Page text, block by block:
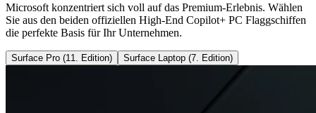
Microsoft konzentriert sich voll auf das Premium-Erlebnis. Wählen
Sie aus den beiden offiziellen High-End Copilot+ PC Flaggschiffen
die perfekte Basis für Ihr Unternehmen.
Surface Pro (11. Edition) Surface Laptop (7. Edition)